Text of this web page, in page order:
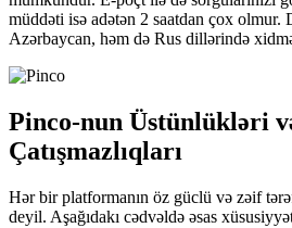
müddəti isə adətən 2 saatdan çox olmur.
Azərbaycan, həm də Rus dillərində
Pinco-nun Üstünlükləri
Çatışmazlıqları
Hər bir platformanın öz güclü və zəif
deyil. Aşağıdakı cədvəldə əsas